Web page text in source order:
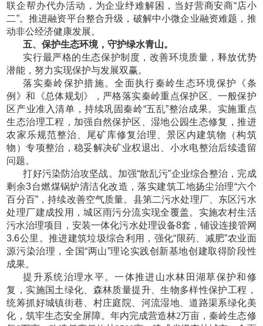
联企帮办代办活动，为企业纾难解困，当好营商安商“店小
二”。推进融资平台整合升级，破解中小微企业融资难题，推
动非公经济健康发展。
五、保护生态环境，守护绿水青山。
实行最严格的生态保护制度，改善环境质量，释放优势
潜能，努力实现保护与发展双赢。
落实秦岭保护措施。全面执行秦岭生态环境保护《条
例》和《总体规划》，严格落实秦岭重点保护区、一般保护
区产业准入清单，持续巩固秦岭“五乱”整治成果。实施重点
生态治理工程，加强自然保护区、湿地公园生态修复，推进
农家乐规范整治、尾矿库修复治理、景区内建筑物（构筑
物）专项整治，稳妥解决矿业权退出、小水电整治后续遗留
问题。
打好污染防治攻坚战。加强“散乱污”企业综合整治，完成
剩余3台燃煤锅炉清洁化改造，落实建筑工地扬尘治理“六个
百分百”，持续改善空气质量。县第二污水处理厂、东区污水
处理厂建成投用，城区雨污分流实现全覆盖。实施农村生活
污水治理项目，安装一体化污水处理设备8套，铺设连接管网
3.6公里。推进建筑垃圾综合利用，强化“限药、减肥”农业面
源污染治理，全国“两山”理论实践创新基地创建取得阶段性
成果。
提升系统治理水平。一体推进山水林田湖草保护和修
复，实施国土绿化、森林质量提升、生物多样性保护工程，
统筹抓好城镇街巷、村庄庭院、河流湿地、道路渠系绿化美
化，筑牢生态安全屏障。年内完成营造林2万亩，秦岭生态修